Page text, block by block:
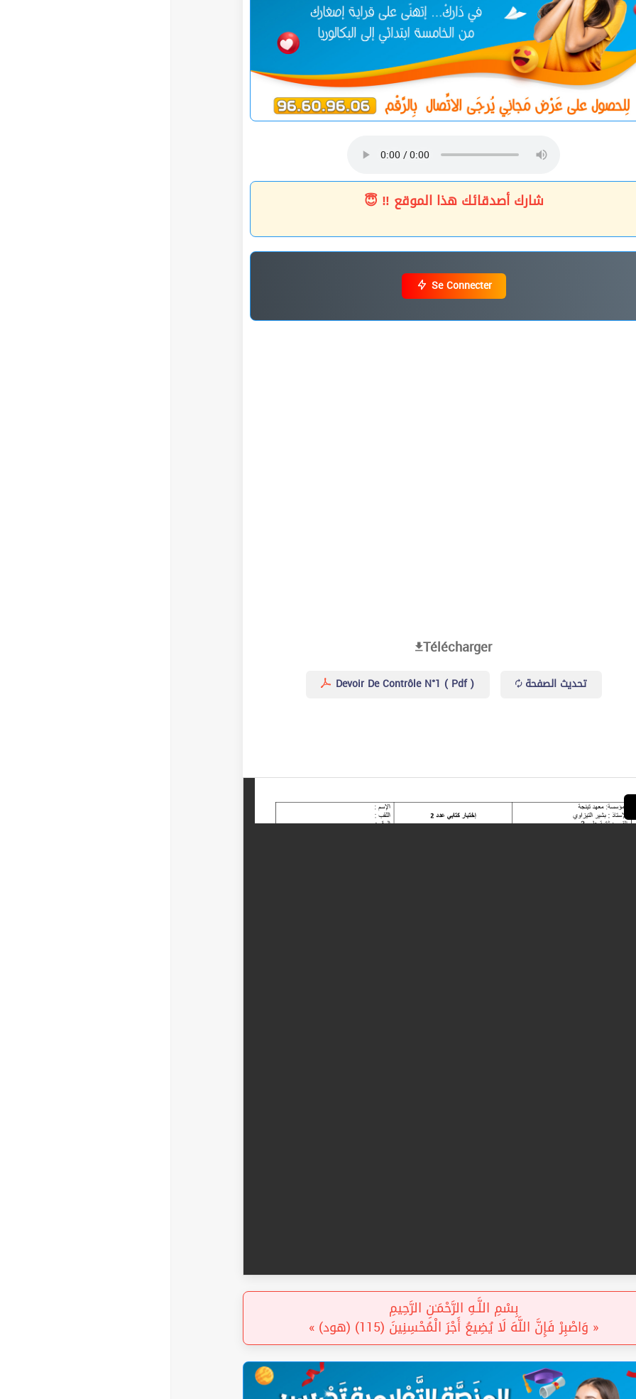
شارك أصدقائك هذا الموقع ‼ 😇
Se Connecter
Télécharger
Devoir De Contrôle N°1 ( Pdf ) تحديث الصفحة
بِسْمِ اللَّـهِ الرَّحْمَـٰنِ الرَّحِيمِ
« وَاصْبِرْ فَإِنَّ اللَّهَ لَا يُضِيعُ أَجْرَ الْمُحْسِنِينَ (115) (هود) »